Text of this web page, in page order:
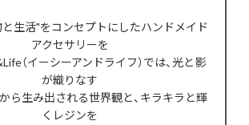
生活"をコンセプトにしたハンドメイド
アクセサリーを
（イーシーアンドライフ）では、光と影
が織りなす
ら生み出される世界観と、キラキラと輝
くレジンを